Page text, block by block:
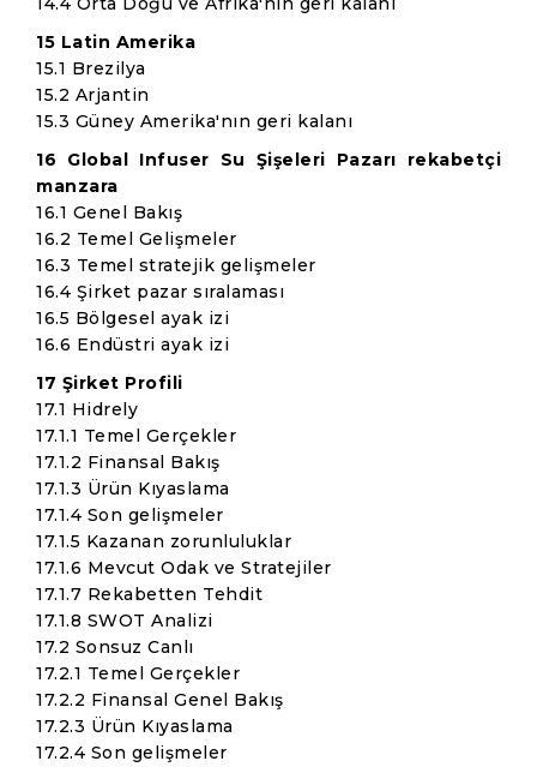
15 Latin Amerika
15.1 Brezilya
15.2 Arjantin
15.3 Güney Amerika'nın geri kalanı
16 Global Infuser Su Şişeleri Pazarı rekabetçi
manzara
16.1 Genel Bakış
16.2 Temel Gelişmeler
16.3 Temel stratejik gelişmeler
16.4 Şirket pazar sıralaması
16.5 Bölgesel ayak izi
16.6 Endüstri ayak izi
17 Şirket Profili
17.1 Hidrely
17.1.1 Temel Gerçekler
17.1.2 Finansal Bakış
17.1.3 Ürün Kıyaslama
17.1.4 Son gelişmeler
17.1.5 Kazanan zorunluluklar
17.1.6 Mevcut Odak ve Stratejiler
17.1.7 Rekabetten Tehdit
17.1.8 SWOT Analizi
17.2 Sonsuz Canlı
17.2.1 Temel Gerçekler
17.2.2 Finansal Genel Bakış
17.2.3 Ürün Kıyaslama
17.2.4 Son gelişmeler